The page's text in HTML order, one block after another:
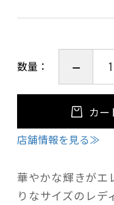
数量：
カー
店舗情報を見る≫
華やかな輝きがエ
りなサイズのレデ